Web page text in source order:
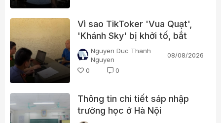
Vì sao TikToker 'Vua Quạt',
'Khánh Sky' bị khởi tố, bắt
tạm giam?
Nguyen Duc Thanh
Nguyen
08/08/2026
0
0
Thông tin chi tiết sáp nhập
trường học ở Hà Nội